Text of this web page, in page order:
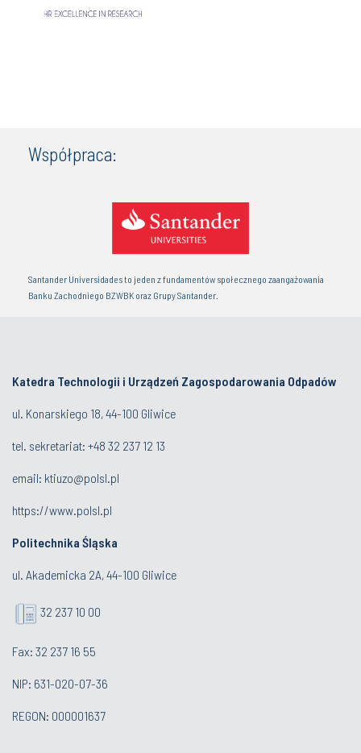
Współpraca:
Santander Universidades to jeden z fundamentów społecznego zaangażowania
Banku Zachodniego BZWBK oraz Grupy Santander.
Katedra Technologii i Urządzeń Zagospodarowania Odpadów
ul. Konarskiego 18, 44-100 Gliwice
tel. sekretariat: +48 32 237 12 13
email: ktiuzo@polsl.pl
https://www.polsl.pl
Politechnika Śląska
ul. Akademicka 2A, 44-100 Gliwice
32 237 10 00
Fax: 32 237 16 55
NIP: 631-020-07-36
REGON: 000001637